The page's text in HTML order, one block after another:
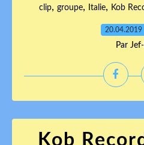
clip, groupe, Italie, Kob
20.04.2019
Par
Kob